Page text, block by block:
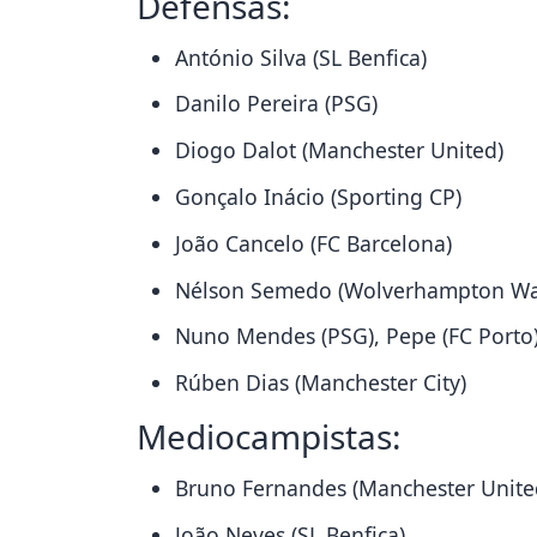
António Silva (SL Benfica)
Danilo Pereira (PSG)
Diogo Dalot (Manchester United)
Gonçalo Inácio (Sporting CP)
João Cancelo (FC Barcelona)
Nélson Semedo (Wolverhampton
Nuno Mendes (PSG), Pepe (FC
Rúben Dias (Manchester City)
Mediocampistas:
Bruno Fernandes (Manchester